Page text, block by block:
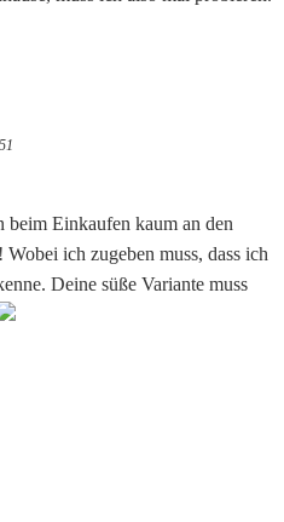
Einkaufen kaum an den
ich zugeben muss, dass ich
Deine süße Variante muss